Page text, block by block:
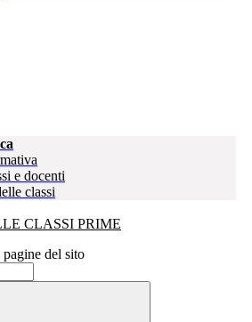
e docenti
classi
CLASSI PRIME
del sito